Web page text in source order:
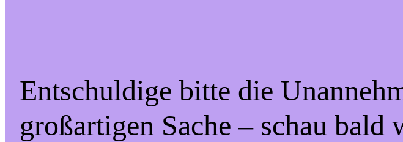
Entschuldige bitte die
großartigen Sache – schau bald